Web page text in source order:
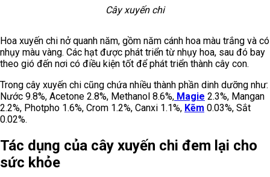
Cây xuyến chi
Hoa xuyến chi nở quanh năm, gồm năm cánh hoa màu trắng và có
nhụy màu vàng. Các hạt được phát triển từ nhụy hoa, sau đó bay
theo gió đến nơi có điều kiện tốt để phát triển thành cây con.
Trong cây xuyến chi cũng chứa nhiều thành phần dinh dưỡng như:
Nước 9.8%, Acetone 2.8%, Methanol 8.6%, Magie 2.3%, Mangan
2.2%, Photpho 1.6%, Crom 1.2%, Canxi 1.1%, Kẽm 0.03%, Sắt
0.02%.
Tác dụng của cây xuyến chi đem lại cho
sức khỏe